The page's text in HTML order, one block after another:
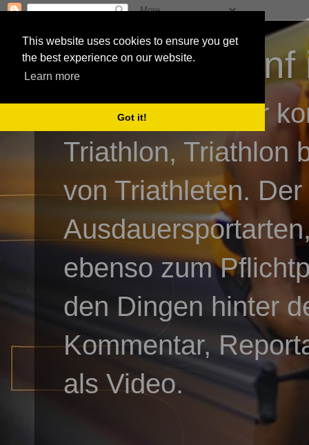
This website uses cookies to ensure you get
the best experience on our website.
Learn more
Got it!
3athlon - #dnf
Kai Baumgartner
Triathlon, Triathlon
von Triathleten.
ebenso zum
den Dingen hinter
Kommentar,
als Video.